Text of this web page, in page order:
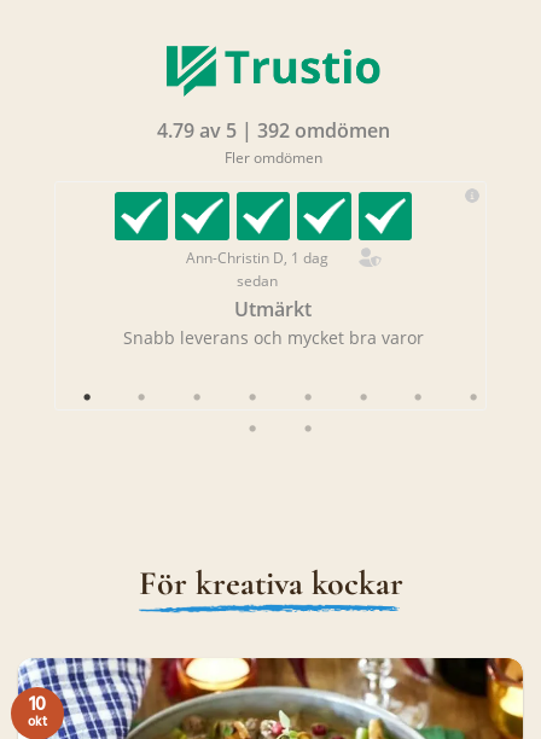
4.79 av 5 | 392 omdömen
Fler omdömen
Ann-Christin D, 1 dag
sedan
Utmärkt
Snabb leverans och mycket bra varor
För kreativa kockar
10
okt